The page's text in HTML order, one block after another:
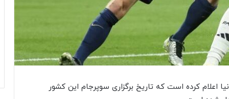
اعلام کرده است که تاریخ برگزاری سوپرجام این کشور